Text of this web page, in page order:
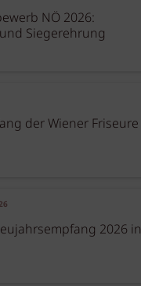
NÖ 2026:
Siegerehrung
der Wiener Friseure
2026 in